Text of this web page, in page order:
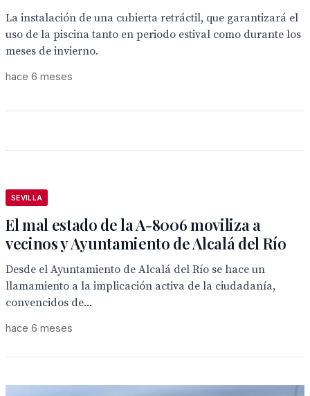
La instalación de una cubierta retráctil, que garantizará el
uso de la piscina tanto en periodo estival como durante los
meses de invierno.
hace 6 meses
SEVILLA
El mal estado de la A-8006 moviliza a
vecinos y Ayuntamiento de Alcalá del Río
Desde el Ayuntamiento de Alcalá del Río se hace un
llamamiento a la implicación activa de la ciudadanía,
convencidos de...
hace 6 meses